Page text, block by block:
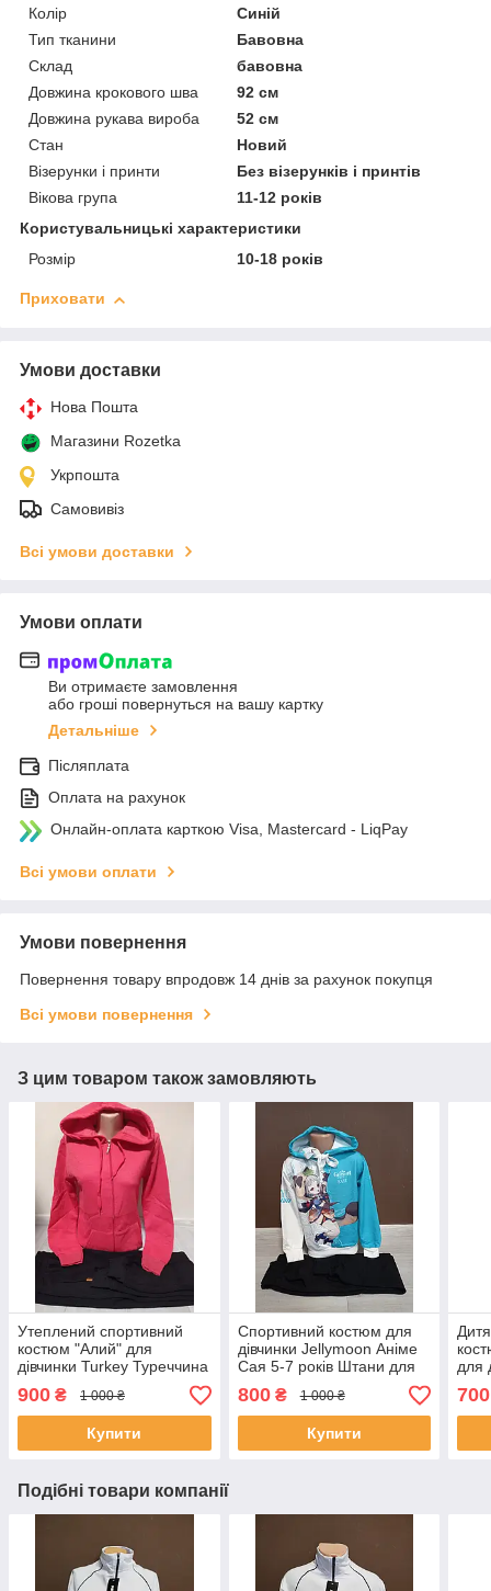
Колір
Синій
Тип тканини
Бавовна
Склад
бавовна
Довжина крокового шва
92 см
Довжина рукава вироба
52 см
Стан
Новий
Візерунки і принти
Без візерунків і принтів
Вікова група
11-12 років
Користувальницькі характеристики
Розмір
10-18 років
Приховати
Умови доставки
Нова Пошта
Магазини Rozetka
Укрпошта
Самовивіз
Всі умови доставки
Умови оплати
Ви отримаєте замовлення
або гроші повернуться на вашу картку
Детальніше
Післяплата
Оплата на рахунок
Онлайн-оплата карткою Visa, Mastercard - LiqPay
Всі умови оплати
Умови повернення
Повернення товару впродовж 14 днів за рахунок покупця
Всі умови повернення
З цим товаром також замовляють
Утеплений спортивний
костюм "Алий" для
дівчинки Turkey Туреччина
штанами
900 ₴ 1 000 ₴
Купити
Спортивний костюм для
дівчинки Jellymoon Аніме
Сая 5-7 років Штани для
для дівчинки
800₴ 1 000 ₴
Купити
для
700
Подібні товари компанії